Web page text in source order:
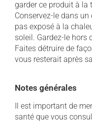
garder ce produit à la
Conservez-le dans
pas exposé à la
soleil. Gardez-le hors
Faites détruire de
vous resterait après
Notes générales
Il est important de
santé que vous